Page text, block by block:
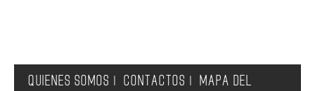
QUIENES SOMOS CONTACTOS
MAPA DEL